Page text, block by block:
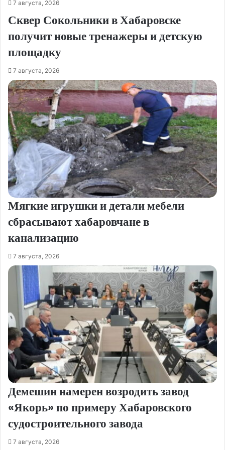
7 августа, 2026
Сквер Сокольники в Хабаровске
получит новые тренажеры и детскую
площадку
7 августа, 2026
Мягкие игрушки и детали мебели
сбрасывают хабаровчане в
канализацию
7 августа, 2026
Демешин намерен возродить завод
«Якорь» по примеру Хабаровского
судостроительного завода
7 августа, 2026